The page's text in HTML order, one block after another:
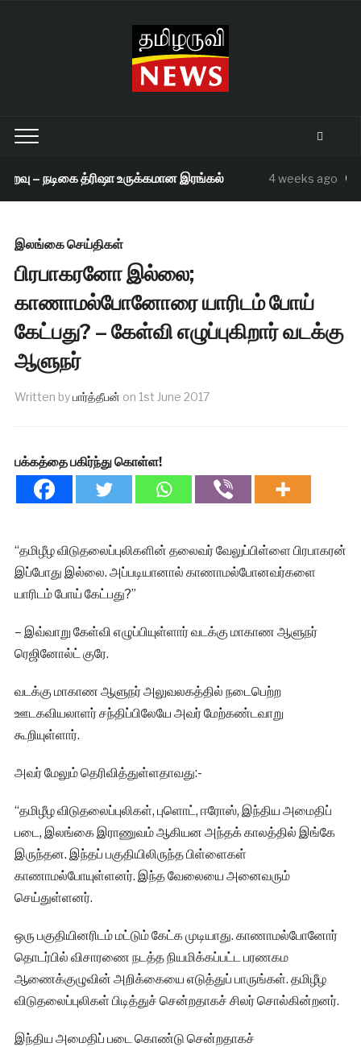
– நடிகை த்ரிஷா உருக்கமான இரங்கல் 4 weeks ago
இலங்கை செய்திகள்
பிரபாகரனோ இல்லை;
காணாமல்போனோரை யாரிடம் போய்
கேட்பது? – கேள்வி எழுப்புகிறார் வடக்கு
ஆளுநர்
Written byபார்த்தீபன் on 1st June 2017
பக்கத்தை பகிர்ந்து கொள்ள!
“தமிழீழ விடுதலைப்புலிகளின் தலைவர் வேலுப்பிள்ளை பிரபாகரன்
இப்போது இல்லை. அப்படியானால் காணாமல்போனவர்களை
யாரிடம் போய் கேட்பது?”
– இவ்வாறு கேள்வி எழுப்பியுள்ளார் வடக்கு மாகாண ஆளுநர்
ரெஜினோல்ட் குரே.
வடக்கு மாகாண ஆளுநர் அலுவலகத்தில் நடைபெற்ற
ஊடகவியலாளர் சந்திப்பிலேயே அவர் மேற்கண்டவாறு
கூறியுள்ளார்.
அவர் மேலும் தெரிவித்துள்ளதாவது:-
“தமிழீழ விடுதலைப்புலிகள், புளொட், ஈரோஸ், இந்திய அமைதிப்
படை, இலங்கை இராணுவம் ஆகியன அந்தக் காலத்தில் இங்கே
இருந்தன. இந்தப் பகுதியிலிருந்த பிள்ளைகள்
காணாமல்போயுள்ளனர். இந்த வேலையை அனைவரும்
செய்துள்ளனர்.
ஒரு பகுதியினரிடம் மட்டும் கேட்க முடியாது. காணாமல்போனோர்
தொடர்பில் விசாரணை நடத்த நியமிக்கப்பட்ட பரணகம
ஆணைக்குழுவின் அறிக்கையை எடுத்துப் பாருங்கள். தமிழீழ
விடுதலைப்புலிகள் பிடித்துச் சென்றதாகச் சிலர் சொல்கின்றனர்.
இந்திய அமைதிப் படை கொண்டு சென்றதாகச்